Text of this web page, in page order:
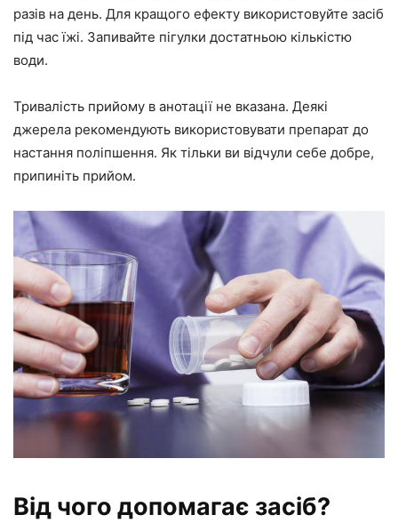
разів на день. Для кращого ефекту використовуйте засіб
під час їжі. Запивайте пігулки достатньою кількістю
води.
Тривалість прийому в анотації не вказана. Деякі
джерела рекомендують використовувати препарат до
настання поліпшення. Як тільки ви відчули себе добре,
припиніть прийом.
Від чого допомагає засіб?